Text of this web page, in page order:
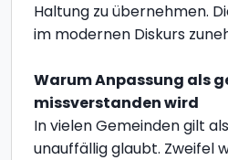
Haltung zu übernehmen.
im modernen Diskurs
Warum Anpassung als
missverstanden wird
In vielen Gemeinden gilt
unauffällig glaubt. Zweifel